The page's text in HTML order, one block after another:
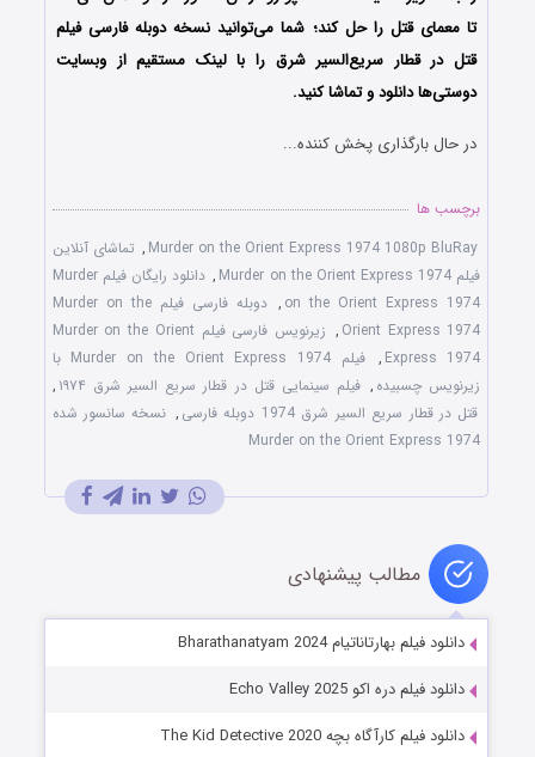
تا معمای قتل را حل کند؛ شما می‌توانید نسخه دوبله فارسی فیلم
قتل در قطار سریع‌السیر شرق را با ‌لینک مستقیم از وبسایت
دوستی‌ها دانلود و تماشا کنید.
در حال بارگذاری پخش کننده...
برچسب ها
Murder on the Orient Express 1974 1080p BluRay
, تماشای آنلاین
فیلم Murder on the Orient Express 1974
,
دانلود رایگان فیلم Murder
on the Orient Express 1974
,
دوبله فارسی فیلم Murder on the
Orient Express 1974
,
زیرنویس فارسی فیلم Murder on the Orient
Express 1974
,
فیلم Murder on the Orient Express 1974 با
زیرنویس چسبیده , فیلم سینمایی قتل در قطار سریع السیر شرق ۱۹۷۴
,
قتل در قطار سریع السیر شرق 1974 دوبله فارسی
, نسخه سانسور شده
Murder on the Orient Express 1974
مطالب پیشنهادی
دانلود فیلم بهارتاناتیام Bharathanatyam 2024
دانلود فیلم دره اکو Echo Valley 2025
دانلود فیلم کارآگاه بچه The Kid Detective 2020